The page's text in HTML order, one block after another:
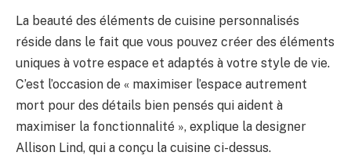
La beauté des éléments de cuisine personnalisés
réside dans le fait que vous pouvez créer des éléments
uniques à votre espace et adaptés à votre style de vie.
C’est l’occasion de « maximiser l’espace autrement
mort pour des détails bien pensés qui aident à
maximiser la fonctionnalité », explique la designer
Allison Lind, qui a conçu la cuisine ci-dessus.